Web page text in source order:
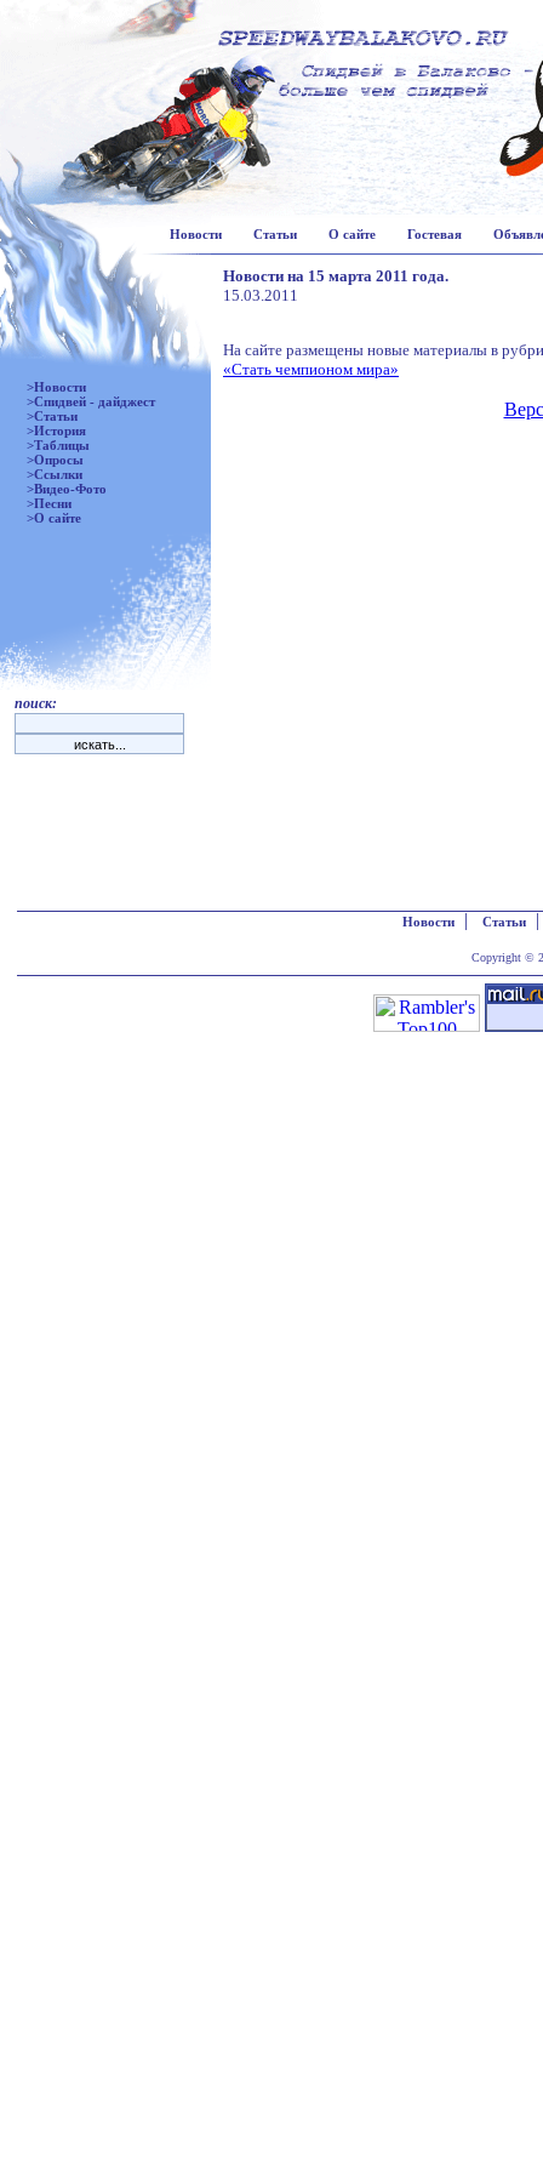
Новости Статьи О сайте Гостевая
>Новости
>Спидвей - дайджест
>Статьи
>История
>Таблицы
>Опросы
>Ссылки
>Видео-Фото
>Песни
>О сайте
поиск:
Новости на 15 марта 2011 года.
15.03.2011
На сайте размещены новые материалы в
«Стать чемпионом мира»
Новости| Статьи
Copyright ©